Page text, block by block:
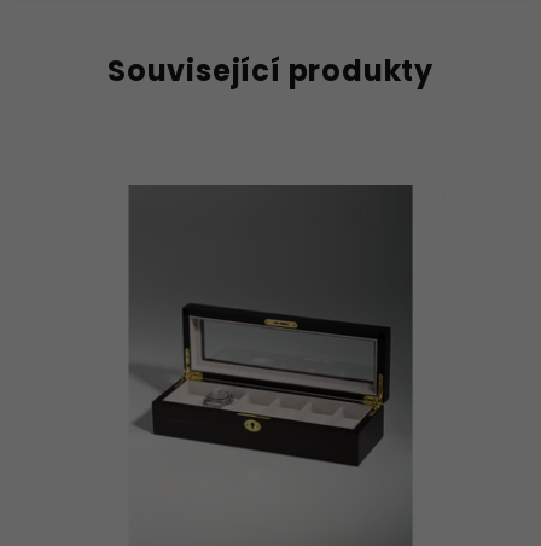
Související produkty